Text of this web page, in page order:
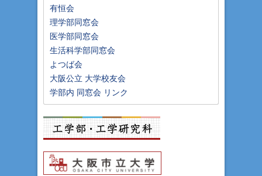
有恒会
理学部同窓会
医学部同窓会
生活科学部同窓会
よつば会
大阪公立 大学校友会
学部内 同窓会 リンク